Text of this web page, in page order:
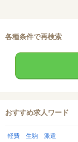
各種条件で再検索
おすすめ求人ワード
軽費 生駒 派遣